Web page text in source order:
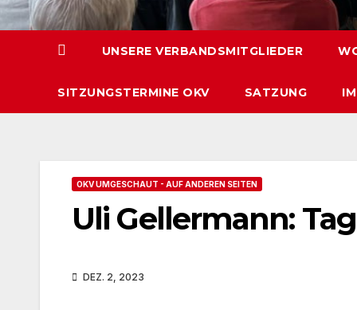
UNSERE VERBANDSMITGLIEDER
SITZUNGSTERMINE OKV SATZUNG
OKV UMGESCHAUT - AUF ANDEREN SEITEN
Uli Gellermann:
DEZ. 2, 2023